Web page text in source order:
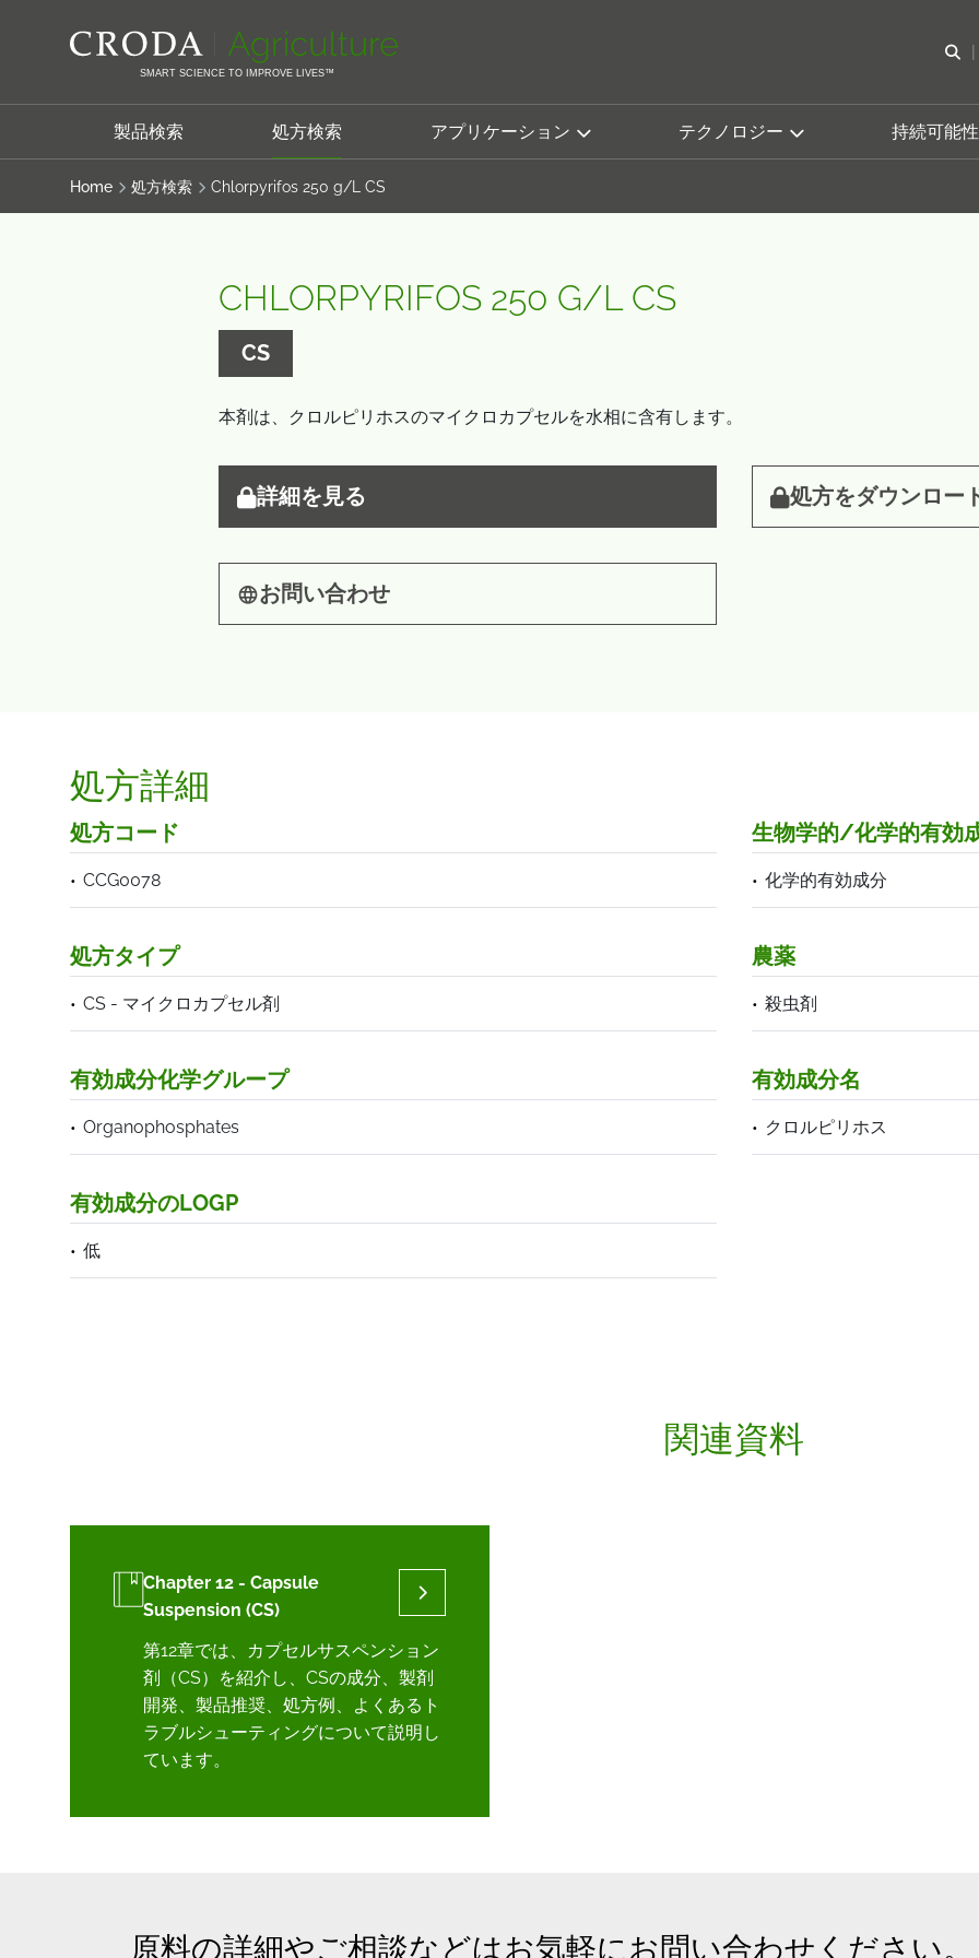
SMART SCIENCE TO IMPROVE LIVES™
製品検索 処方検索 アプリケーション テクノロジー 持続可能性
Home 処方検索 Chlorpyrifos 250 g/L CS
CHLORPYRIFOS 250 G/L CS
CS
本剤は、クロルピリホスのマイクロカプセルを水相に含有します。
詳細を見る 処方をダウンロー
お問い合わせ
処方詳細
処方コード
CCG0078
生物学的/化学的有効
化学的有効成分
処方タイプ
CS - マイクロカプセル剤
農薬
殺虫剤
有効成分化学グループ
Organophosphates
有効成分名
クロルピリホス
有効成分のLOGP
低
関連資料
Chapter 12 - Capsule
Suspension (CS)
第12章では、カプセルサスペンション
剤（CS）を紹介し、CSの成分、製剤
開発、製品推奨、処方例、よくあるト
ラブルシューティングについて説明し
ています。
原料の詳細やご相談などはお気軽にお問い合わせください。